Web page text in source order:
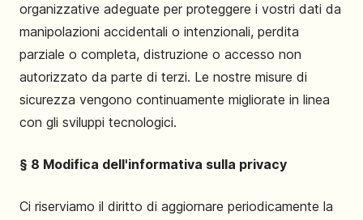
organizzative adeguate per proteggere i vostri dati da
manipolazioni accidentali o intenzionali, perdita
parziale o completa, distruzione o accesso non
autorizzato da parte di terzi. Le nostre misure di
sicurezza vengono continuamente migliorate in linea
con gli sviluppi tecnologici.
§ 8 Modifica dell'informativa sulla privacy
Ci riserviamo il diritto di aggiornare periodicamente la